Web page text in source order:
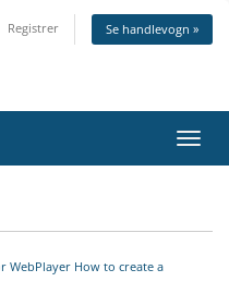
Registrer Se handlevogn »
Bytt
WebPlayer How to create a